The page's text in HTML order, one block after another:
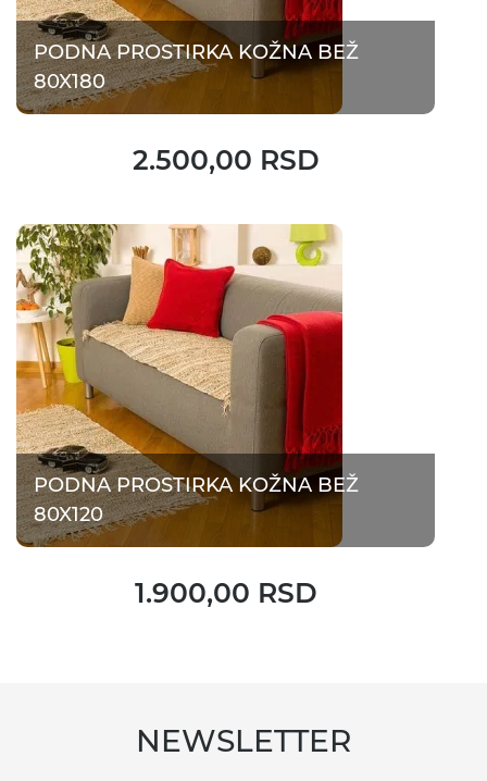
PODNA PROSTIRKA KOŽNA BEŽ
80X180
2.500,00 RSD
PODNA PROSTIRKA KOŽNA BEŽ
80X120
1.900,00 RSD
NEWSLETTER